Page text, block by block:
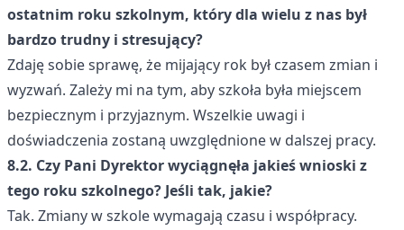
ostatnim roku szkolnym, który dla wielu z nas był
bardzo trudny i stresujący?
Zdaję sobie sprawę, że mijający rok był czasem zmian i
wyzwań. Zależy mi na tym, aby szkoła była miejscem
bezpiecznym i przyjaznym. Wszelkie uwagi i
doświadczenia zostaną uwzględnione w dalszej pracy.
8.2. Czy Pani Dyrektor wyciągnęła jakieś wnioski z
tego roku szkolnego? Jeśli tak, jakie?
Tak. Zmiany w szkole wymagają czasu i współpracy.